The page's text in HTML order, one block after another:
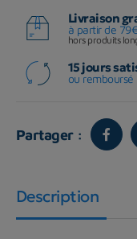
Livraison
à partir de
hors produits
15 jours
ou remboursé
Partager :
Description